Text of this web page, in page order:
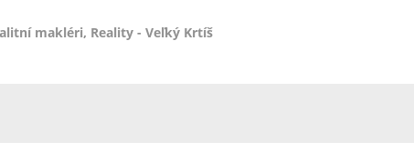
makléri, Reality - Veľký Krtíš